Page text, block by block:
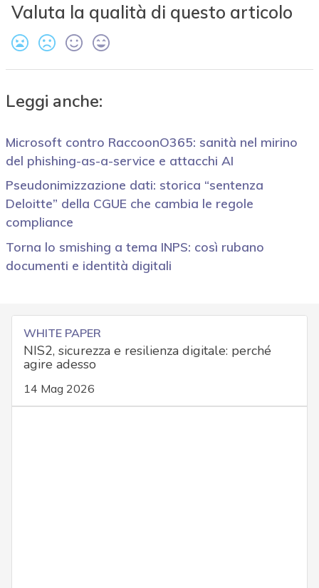
Valuta la qualità di questo articolo
Leggi anche:
Microsoft contro RaccoonO365: sanità nel mirino
del phishing-as-a-service e attacchi AI
Pseudonimizzazione dati: storica “sentenza
Deloitte” della CGUE che cambia le regole
compliance
Torna lo smishing a tema INPS: così rubano
documenti e identità digitali
WHITE PAPER
NIS2, sicurezza e resilienza digitale: perché
agire adesso
14 Mag 2026